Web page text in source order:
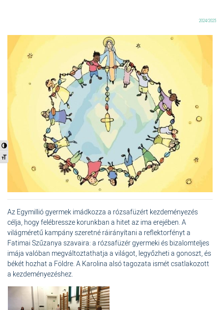
Nagy kontraszt váltása
Betűméret váltása
2024/2025
Az Egymillió gyermek imádkozza a rózsafüzért kezdeményezés
célja, hogy felébressze korunkban a hitet az ima erejében. A
világméretű kampány szeretné ráirányítani a reflektorfényt a
Fatimai Szűzanya szavaira: a rózsafüzér gyermeki és bizalomteljes
imája valóban megváltoztathatja a világot, legyőzheti a gonoszt, és
békét hozhat a Földre. A Karolina alsó tagozata ismét csatlakozott
a kezdeményezéshez.